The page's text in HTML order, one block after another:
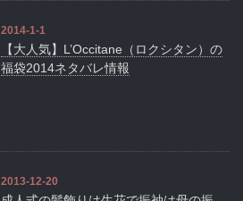
2014-1-1
【大人気】L’Occitane（ロクシタン）の
福袋2014ネタバレ情報
2013-12-20